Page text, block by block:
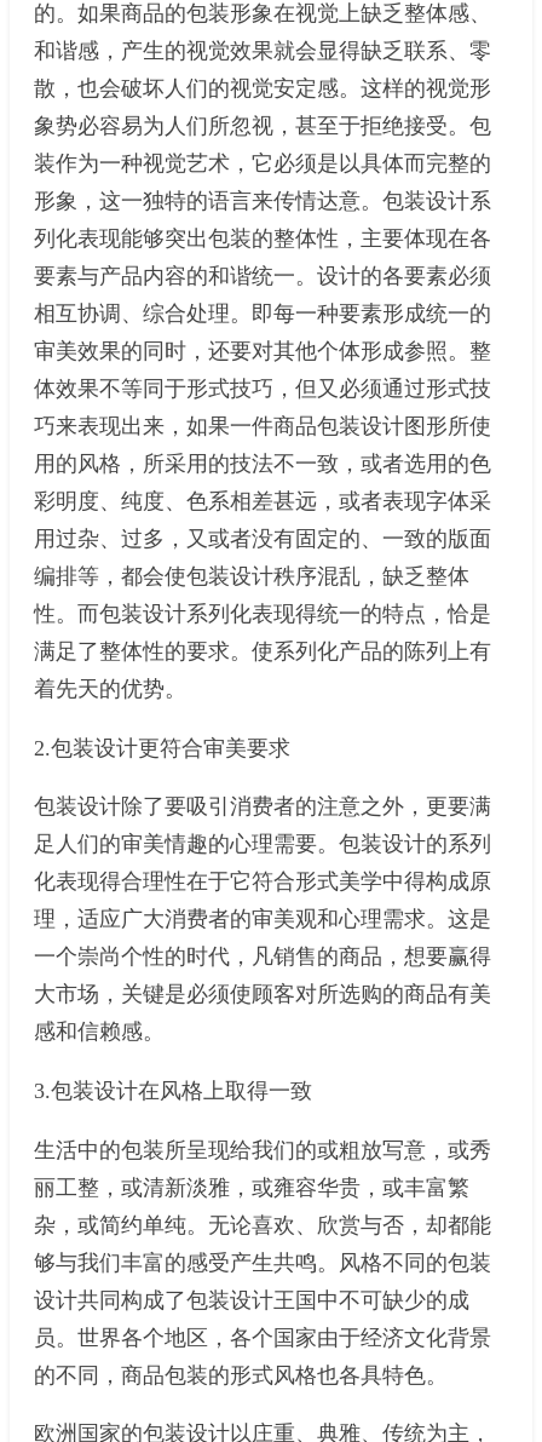
的。如果商品的包装形象在视觉上缺乏整体感、
和谐感，产生的视觉效果就会显得缺乏联系、零
散，也会破坏人们的视觉安定感。这样的视觉形
象势必容易为人们所忽视，甚至于拒绝接受。包
装作为一种视觉艺术，它必须是以具体而完整的
形象，这一独特的语言来传情达意。包装设计系
列化表现能够突出包装的整体性，主要体现在各
要素与产品内容的和谐统一。设计的各要素必须
相互协调、综合处理。即每一种要素形成统一的
审美效果的同时，还要对其他个体形成参照。整
体效果不等同于形式技巧，但又必须通过形式技
巧来表现出来，如果一件商品包装设计图形所使
用的风格，所采用的技法不一致，或者选用的色
彩明度、纯度、色系相差甚远，或者表现字体采
用过杂、过多，又或者没有固定的、一致的版面
编排等，都会使包装设计秩序混乱，缺乏整体
性。而包装设计系列化表现得统一的特点，恰是
满足了整体性的要求。使系列化产品的陈列上有
着先天的优势。
2.包装设计更符合审美要求
包装设计除了要吸引消费者的注意之外，更要满
足人们的审美情趣的心理需要。包装设计的系列
化表现得合理性在于它符合形式美学中得构成原
理，适应广大消费者的审美观和心理需求。这是
一个崇尚个性的时代，凡销售的商品，想要赢得
大市场，关键是必须使顾客对所选购的商品有美
感和信赖感。
3.包装设计在风格上取得一致
生活中的包装所呈现给我们的或粗放写意，或秀
丽工整，或清新淡雅，或雍容华贵，或丰富繁
杂，或简约单纯。无论喜欢、欣赏与否，却都能
够与我们丰富的感受产生共鸣。风格不同的包装
设计共同构成了包装设计王国中不可缺少的成
员。世界各个地区，各个国家由于经济文化背景
的不同，商品包装的形式风格也各具特色。
欧洲国家的包装设计以庄重、典雅、传统为主，